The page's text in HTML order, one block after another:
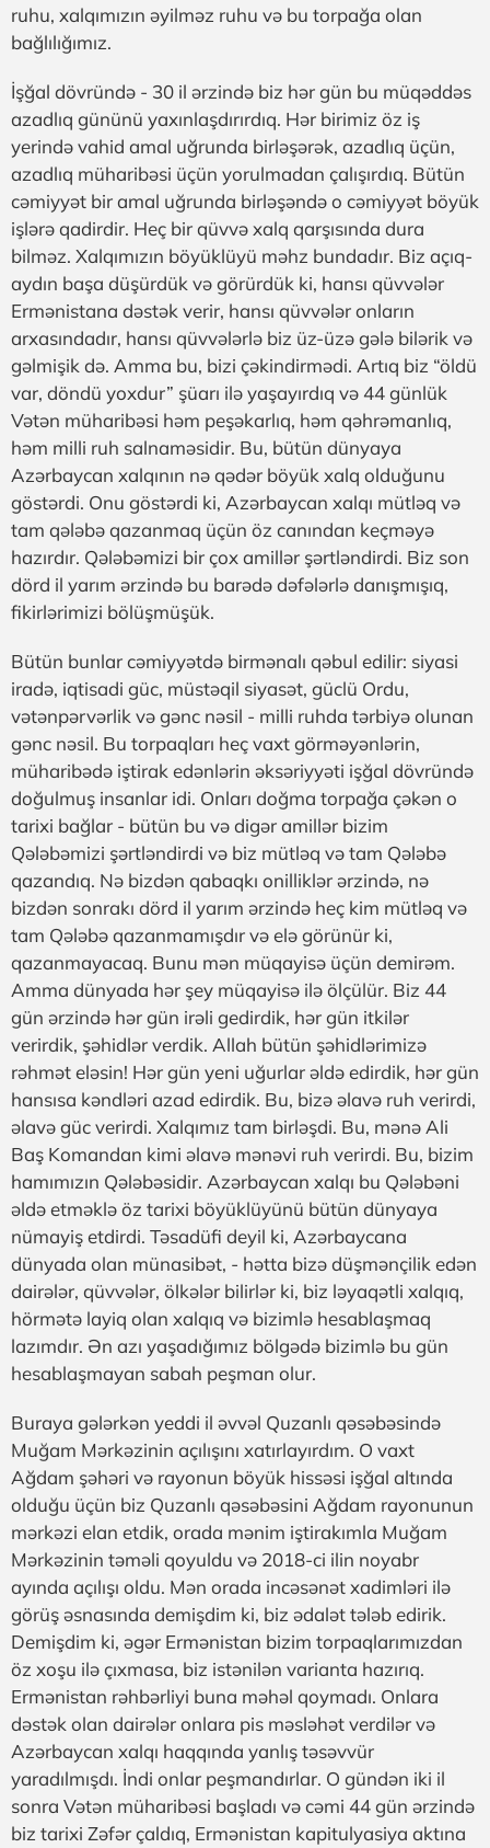
ruhu, xalqımızın əyilməz ruhu və bu torpağa olan
bağlılığımız.
İşğal dövründə - 30 il ərzində biz hər gün bu müqəddəs
azadlıq gününü yaxınlaşdırırdıq. Hər birimiz öz iş
yerində vahid amal uğrunda birləşərək, azadlıq üçün,
azadlıq müharibəsi üçün yorulmadan çalışırdıq. Bütün
cəmiyyət bir amal uğrunda birləşəndə o cəmiyyət böyük
işlərə qadirdir. Heç bir qüvvə xalq qarşısında dura
bilməz. Xalqımızın böyüklüyü məhz bundadır. Biz açıq-
aydın başa düşürdük və görürdük ki, hansı qüvvələr
Ermənistana dəstək verir, hansı qüvvələr onların
arxasındadır, hansı qüvvələrlə biz üz-üzə gələ bilərik və
gəlmişik də. Amma bu, bizi çəkindirmədi. Artıq biz “öldü
var, döndü yoxdur” şüarı ilə yaşayırdıq və 44 günlük
Vətən müharibəsi həm peşəkarlıq, həm qəhrəmanlıq,
həm milli ruh salnaməsidir. Bu, bütün dünyaya
Azərbaycan xalqının nə qədər böyük xalq olduğunu
göstərdi. Onu göstərdi ki, Azərbaycan xalqı mütləq və
tam qələbə qazanmaq üçün öz canından keçməyə
hazırdır. Qələbəmizi bir çox amillər şərtləndirdi. Biz son
dörd il yarım ərzində bu barədə dəfələrlə danışmışıq,
fikirlərimizi bölüşmüşük.
Bütün bunlar cəmiyyətdə birmənalı qəbul edilir: siyasi
iradə, iqtisadi güc, müstəqil siyasət, güclü Ordu,
vətənpərvərlik və gənc nəsil - milli ruhda tərbiyə olunan
gənc nəsil. Bu torpaqları heç vaxt görməyənlərin,
müharibədə iştirak edənlərin əksəriyyəti işğal dövründə
doğulmuş insanlar idi. Onları doğma torpağa çəkən o
tarixi bağlar - bütün bu və digər amillər bizim
Qələbəmizi şərtləndirdi və biz mütləq və tam Qələbə
qazandıq. Nə bizdən qabaqkı onilliklər ərzində, nə
bizdən sonrakı dörd il yarım ərzində heç kim mütləq və
tam Qələbə qazanmamışdır və elə görünür ki,
qazanmayacaq. Bunu mən müqayisə üçün demirəm.
Amma dünyada hər şey müqayisə ilə ölçülür. Biz 44
gün ərzində hər gün irəli gedirdik, hər gün itkilər
verirdik, şəhidlər verdik. Allah bütün şəhidlərimizə
rəhmət eləsin! Hər gün yeni uğurlar əldə edirdik, hər gün
hansısa kəndləri azad edirdik. Bu, bizə əlavə ruh verirdi,
əlavə güc verirdi. Xalqımız tam birləşdi. Bu, mənə Ali
Baş Komandan kimi əlavə mənəvi ruh verirdi. Bu, bizim
hamımızın Qələbəsidir. Azərbaycan xalqı bu Qələbəni
əldə etməklə öz tarixi böyüklüyünü bütün dünyaya
nümayiş etdirdi. Təsadüfi deyil ki, Azərbaycana
dünyada olan münasibət, - hətta bizə düşmənçilik edən
dairələr, qüvvələr, ölkələr bilirlər ki, biz ləyaqətli xalqıq,
hörmətə layiq olan xalqıq və bizimlə hesablaşmaq
lazımdır. Ən azı yaşadığımız bölgədə bizimlə bu gün
hesablaşmayan sabah peşman olur.
Buraya gələrkən yeddi il əvvəl Quzanlı qəsəbəsində
Muğam Mərkəzinin açılışını xatırlayırdım. O vaxt
Ağdam şəhəri və rayonun böyük hissəsi işğal altında
olduğu üçün biz Quzanlı qəsəbəsini Ağdam rayonunun
mərkəzi elan etdik, orada mənim iştirakımla Muğam
Mərkəzinin təməli qoyuldu və 2018-ci ilin noyabr
ayında açılışı oldu. Mən orada incəsənət xadimləri ilə
görüş əsnasında demişdim ki, biz ədalət tələb edirik.
Demişdim ki, əgər Ermənistan bizim torpaqlarımızdan
öz xoşu ilə çıxmasa, biz istənilən varianta hazırıq.
Ermənistan rəhbərliyi buna məhəl qoymadı. Onlara
dəstək olan dairələr onlara pis məsləhət verdilər və
Azərbaycan xalqı haqqında yanlış təsəvvür
yaradılmışdı. İndi onlar peşmandırlar. O gündən iki il
sonra Vətən müharibəsi başladı və cəmi 44 gün ərzində
biz tarixi Zəfər çaldıq, Ermənistan kapitulyasiya aktına